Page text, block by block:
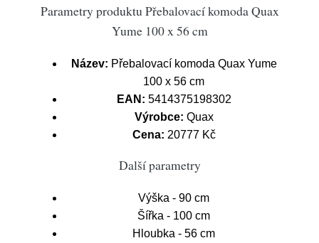
Parametry produktu Přebalovací komoda Quax
Yume 100 x 56 cm
Název: Přebalovací komoda Quax Yume
100 x 56 cm
EAN: 5414375198302
Výrobce: Quax
Cena: 20777 Kč
Další parametry
Výška - 90 cm
Šířka - 100 cm
Hloubka - 56 cm